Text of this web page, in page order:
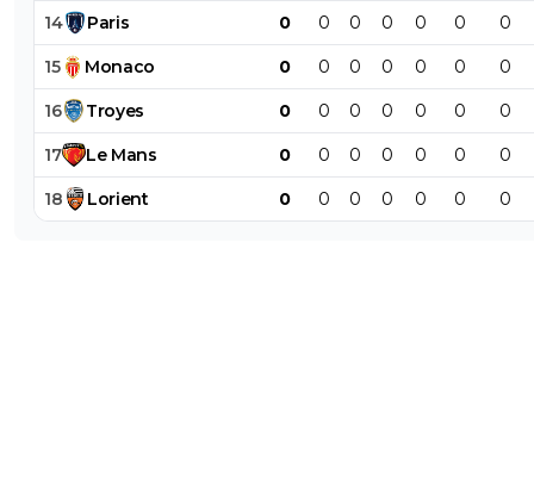
14 Paris 0 0 0 0 0 0 0
15 Monaco 0 0 0 0 0 0 0
16 Troyes 0 0 0 0 0 0 0
17 Le Mans 0 0 0 0 0 0 0
18 Lorient 0 0 0 0 0 0 0